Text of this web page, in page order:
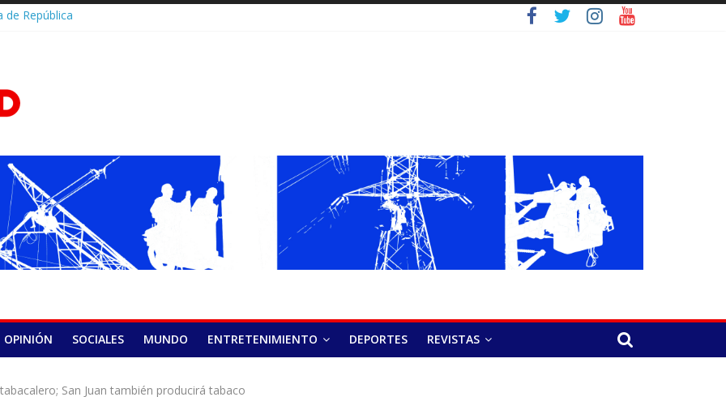
de República
esfuerzos
queda entre
en la
abre su 15.ª
éxito en el
o se salta
cuándo puede
hepatitis virales
OPINIÓN SOCIALES MUNDO ENTRETENIMIENTO DEPORTES REVISTAS
San Juan también producirá tabaco